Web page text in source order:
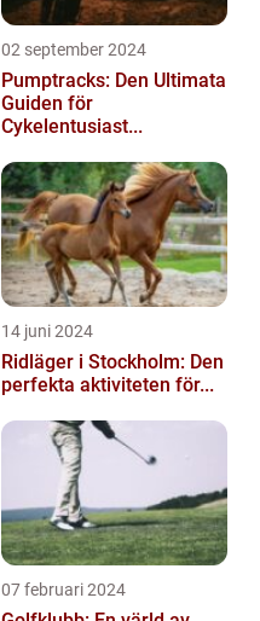
02 september 2024
Pumptracks: Den Ultimata
Guiden för
Cykelentusiast...
14 juni 2024
Ridläger i Stockholm: Den
perfekta aktiviteten för...
07 februari 2024